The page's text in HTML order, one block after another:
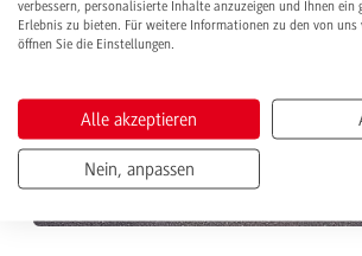
verbessern, personalisierte Inhalte anzuzeigen und Ihnen ein
Erlebnis zu bieten. Für weitere Informationen zu den von uns
öffnen Sie die Einstellungen.
Alle akzeptieren
Nein, anpassen